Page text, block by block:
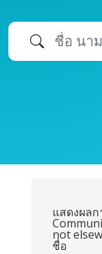
แสดงผล
not
ชื่อ